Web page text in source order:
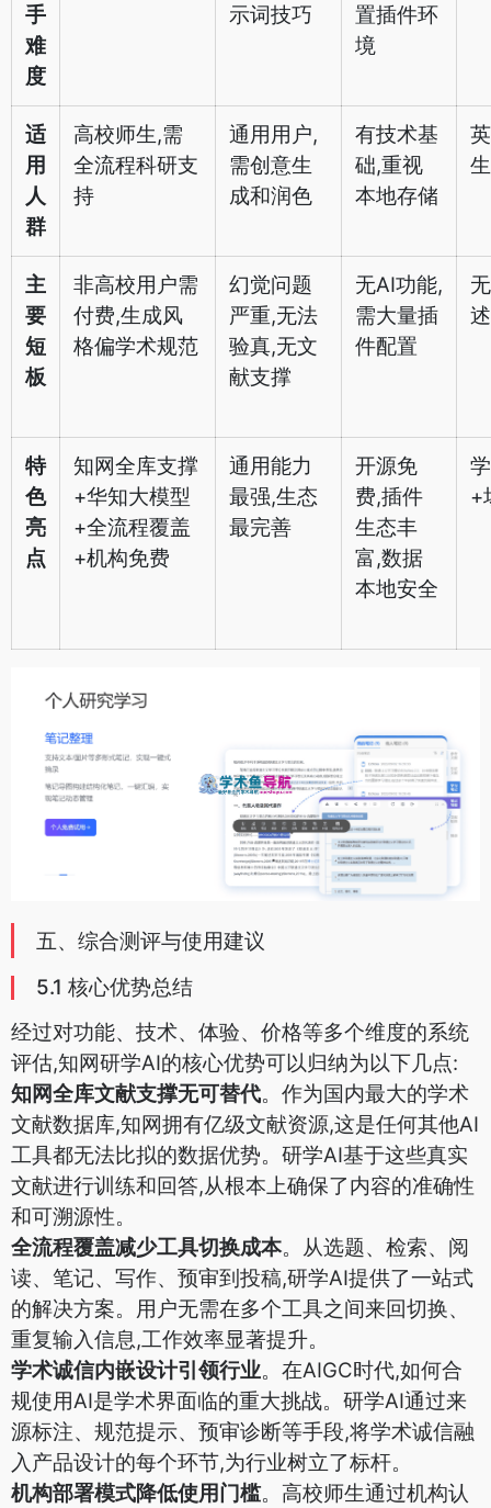
手
难
度
示词技巧
置插件环
境
适
用
人
群
高校师生,需
全流程科研支
持
通用用户,
需创意生
成和润色
有技术基
础,重视
本地存储
生
主
要
短
板
非高校用户需
付费,生成风
格偏学术规范
幻觉问题
严重,无法
验真,无文
献支撑
无AI功能,
需大量插
件配置
特
色
亮
点
知网全库支撑
+华知大模型
+全流程覆盖
+机构免费
通用能力
最强,生态
最完善
开源免
费,插件
生态丰
富,数据
本地安全
+
五、综合测评与使用建议
5.1 核心优势总结
经过对功能、技术、体验、价格等多个维度的系统
评估,知网研学AI的核心优势可以归纳为以下几点:
知网全库文献支撑无可替代。作为国内最大的学术
文献数据库,知网拥有亿级文献资源,这是任何其他AI
工具都无法比拟的数据优势。研学AI基于这些真实
文献进行训练和回答,从根本上确保了内容的准确性
和可溯源性。
全流程覆盖减少工具切换成本。从选题、检索、阅
读、笔记、写作、预审到投稿,研学AI提供了一站式
的解决方案。用户无需在多个工具之间来回切换、
重复输入信息,工作效率显著提升。
学术诚信内嵌设计引领行业。在AIGC时代,如何合
规使用AI是学术界面临的重大挑战。研学AI通过来
源标注、规范提示、预审诊断等手段,将学术诚信融
入产品设计的每个环节,为行业树立了标杆。
机构部署模式降低使用门槛。高校师生通过机构认